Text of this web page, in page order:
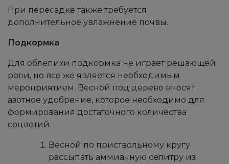
При пересадке также требуется
дополнительное увлажнение почвы.
Подкормка
Для облепихи подкормка не играет решающей
роли, но все же является необходимым
мероприятием. Весной под дерево вносят
азотное удобрение, которое необходимо для
формирования достаточного количества
соцветий.
Весной по приствольному кругу
рассыпать аммиачную селитру из